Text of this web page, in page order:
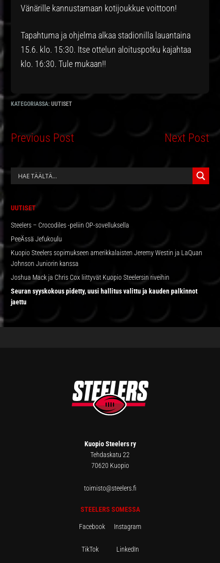
Vänärille kannustamaan kotijoukkue voittoon!
Tapahtuma ja ohjelma alkaa stadionilla lauantaina
15.6. klo. 15:30. Itse ottelun aloituspotku kajahtaa
klo. 16:30. Tule mukaan!!
KATEGORIASSA:UUTISET
Previous Post Next Post
ENSISIJAINEN
UUTISET
Steelers – Crocodiles -peliin OP-sovelluksella
PeeÄssä Jefukoulu
Kuopio Steelers sopimukseen amerikkalaisten Jeremy Westin ja LaQuan
Johnson Juniorin kanssa
Joshua Mack ja Chris Cox liittyvät Kuopio Steelersin riveihin
Seuran syyskokous pidetty, uusi hallitus valittu ja kauden palkinnot
jaettu
Kuopio Steelers ry
Tehdaskatu 22
70620 Kuopio
toimisto@steelers.fi
STEELERS SOMESSA
Facebook Instagram
TikTok LinkedIn